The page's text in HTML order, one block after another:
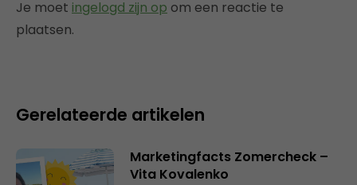
Je moet ingelogd zijn op om een reactie te
plaatsen.
Gerelateerde artikelen
Marketingfacts Zomercheck –
Vita Kovalenko